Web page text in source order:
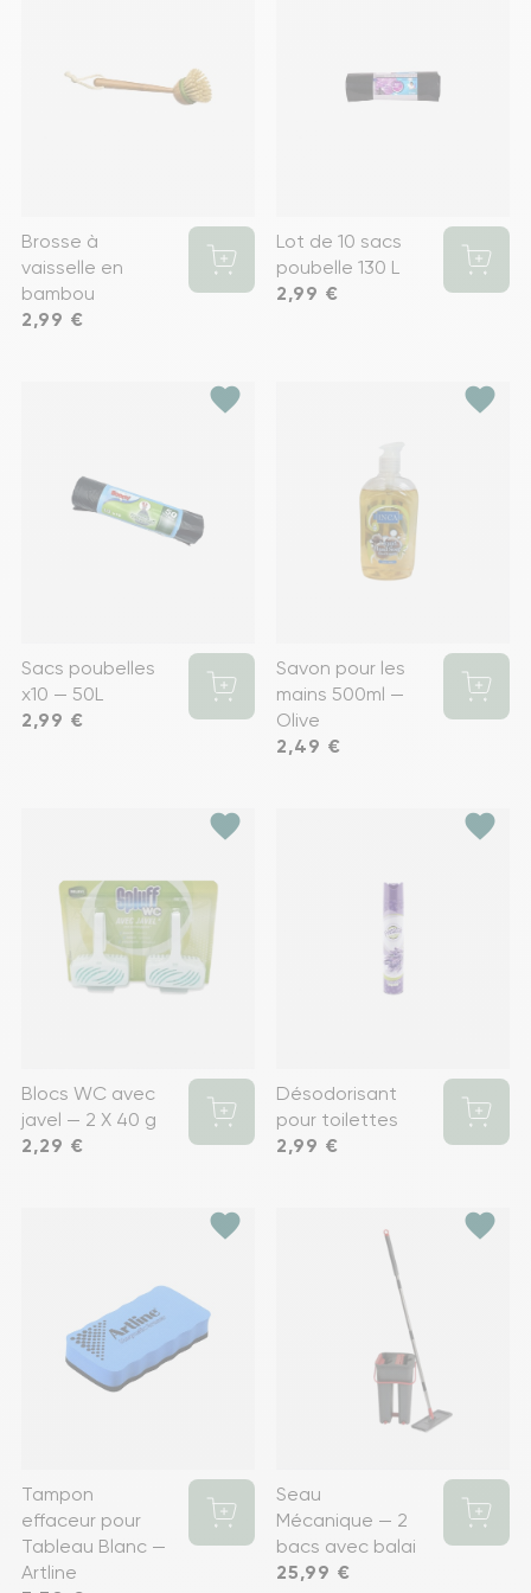
Brosse à
vaisselle en
bambou
Prix
2,99 €
Lot de 10 sacs
poubelle 130 L
Prix
2,99 €
favorite
Sacs poubelles
x10 — 50L
Prix
2,99 €
favorite
Savon pour les
mains 500ml —
Olive
Prix
2,49 €
favorite
Blocs WC avec
javel — 2 X 40 g
Prix
2,29 €
favorite
Désodorisant
pour toilettes
Prix
2,99 €
favorite
Tampon
effaceur pour
Tableau Blanc —
Artline
favorite
Seau
Mécanique — 2
bacs avec balai
Prix
25,99 €